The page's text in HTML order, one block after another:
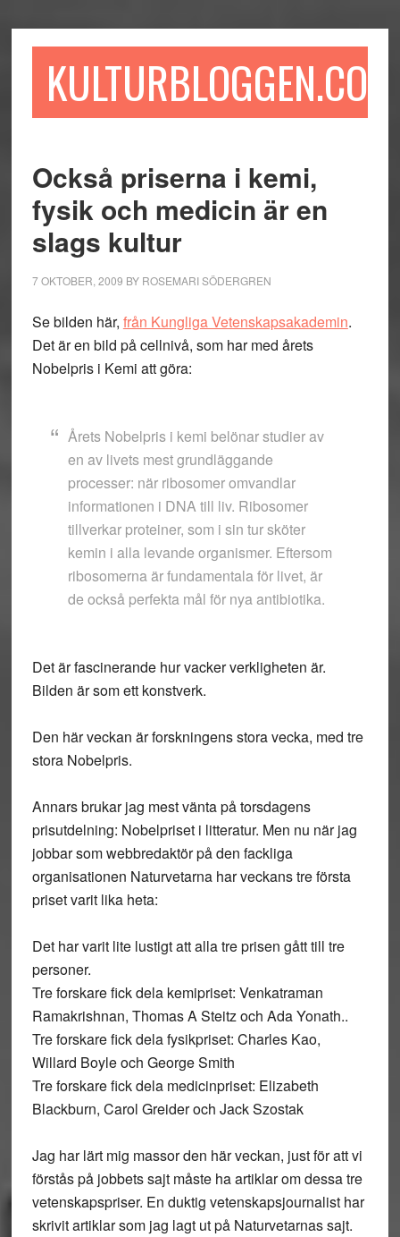
till
till
sidofältet
till
KULTURBLOGGEN.COM
Också priserna i kemi,
fysik och medicin är en
slags kultur
7 OKTOBER, 2009 BY ROSEMARI SÖDERGREN
Se bilden här, från Kungliga Vetenskapsakademin.
Det är en bild på cellnivå, som har med årets
Nobelpris i Kemi att göra:
Årets Nobelpris i kemi belönar studier av
en av livets mest grundläggande
processer: när ribosomer omvandlar
informationen i DNA till liv. Ribosomer
tillverkar proteiner, som i sin tur sköter
kemin i alla levande organismer. Eftersom
ribosomerna är fundamentala för livet, är
de också perfekta mål för nya antibiotika.
Det är fascinerande hur vacker verkligheten är.
Bilden är som ett konstverk.
Den här veckan är forskningens stora vecka, med tre
stora Nobelpris.
Annars brukar jag mest vänta på torsdagens
prisutdelning: Nobelpriset i litteratur. Men nu när jag
jobbar som webbredaktör på den fackliga
organisationen Naturvetarna har veckans tre första
priset varit lika heta:
Det har varit lite lustigt att alla tre prisen gått till tre
personer.
Tre forskare fick dela kemipriset: Venkatraman
Ramakrishnan, Thomas A Steitz och Ada Yonath..
Tre forskare fick dela fysikpriset: Charles Kao,
Willard Boyle och George Smith
Tre forskare fick dela medicinpriset: Elizabeth
Blackburn, Carol Greider och Jack Szostak
Jag har lärt mig massor den här veckan, just för att vi
förstås på jobbets sajt måste ha artiklar om dessa tre
vetenskapspriser. En duktig vetenskapsjournalist har
skrivit artiklar som jag lagt ut på Naturvetarnas sajt.